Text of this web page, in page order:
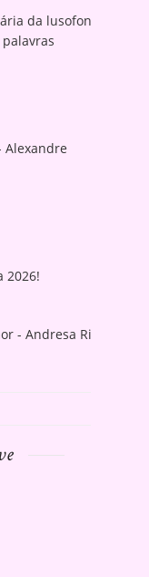
da lusofonia
Alexandre
2026!
- Andresa Rios